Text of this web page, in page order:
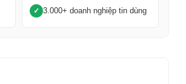
3.000+ doanh nghiệp tin dùng